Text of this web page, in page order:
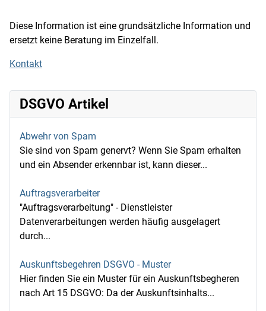
Diese Information ist eine grundsätzliche Information und
ersetzt keine Beratung im Einzelfall.
Kontakt
DSGVO Artikel
Abwehr von Spam
Sie sind von Spam genervt? Wenn Sie Spam erhalten
und ein Absender erkennbar ist, kann dieser...
Auftragsverarbeiter
"Auftragsverarbeitung" - Dienstleister
Datenverarbeitungen werden häufig ausgelagert
durch...
Auskunftsbegehren DSGVO - Muster
Hier finden Sie ein Muster für ein Auskunftsbegheren
nach Art 15 DSGVO: Da der Auskunftsinhalts...